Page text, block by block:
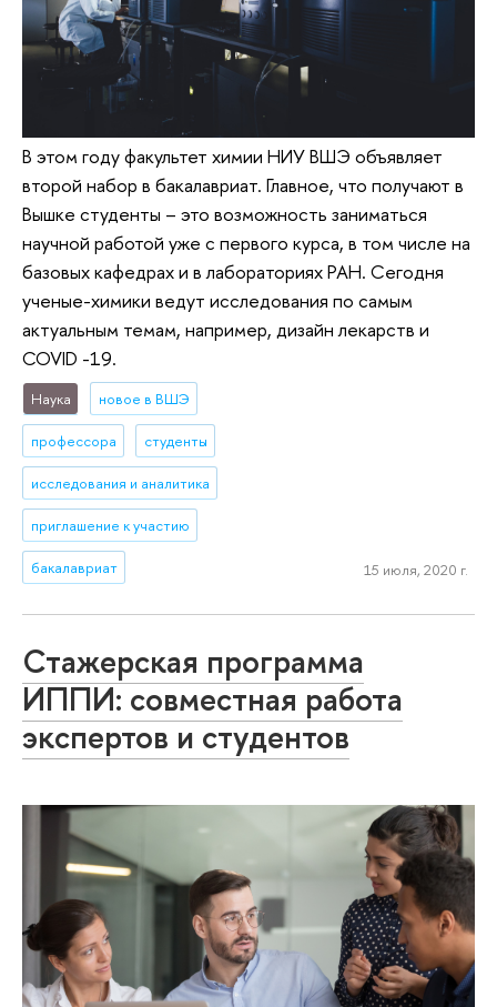
В этом году факультет химии НИУ ВШЭ объявляет
второй набор в бакалавриат. Главное, что получают в
Вышке студенты – это возможность заниматься
научной работой уже с первого курса, в том числе на
базовых кафедрах и в лабораториях РАН. Сегодня
ученые-химики ведут исследования по самым
актуальным темам, например, дизайн лекарств и
COVID -19.
Наука новое в ВШЭ
профессора студенты
исследования и аналитика
приглашение к участию
бакалавриат 15 июля, 2020 г.
Стажерская программа
ИППИ: совместная работа
экспертов и студентов